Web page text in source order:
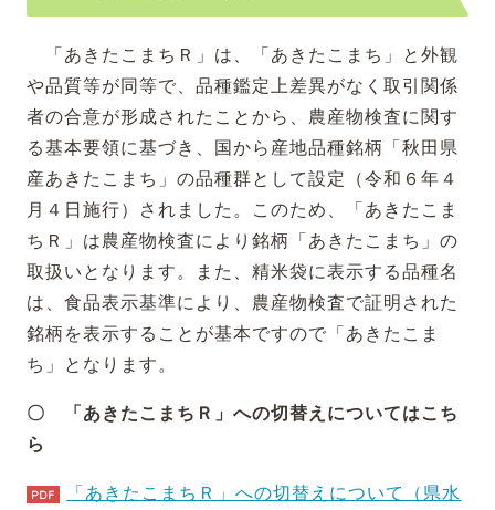
「あきたこまちＲ」は、「あきたこまち」と外観
や品質等が同等で、品種鑑定上差異がなく取引関係
者の合意が形成されたことから、農産物検査に関す
る基本要領に基づき、国から産地品種銘柄「秋田県
産あきたこまち」の品種群として設定（令和６年４
月４日施行）されました。このため、「あきたこま
ちＲ」は農産物検査により銘柄「あきたこまち」の
取扱いとなります。また、精米袋に表示する品種名
は、食品表示基準により、農産物検査で証明された
銘柄を表示することが基本ですので「あきたこま
ち」となります。
〇 「あきたこまちＲ」への切替えについてはこち
ら
「あきたこまちＲ」への切替えについて（県水